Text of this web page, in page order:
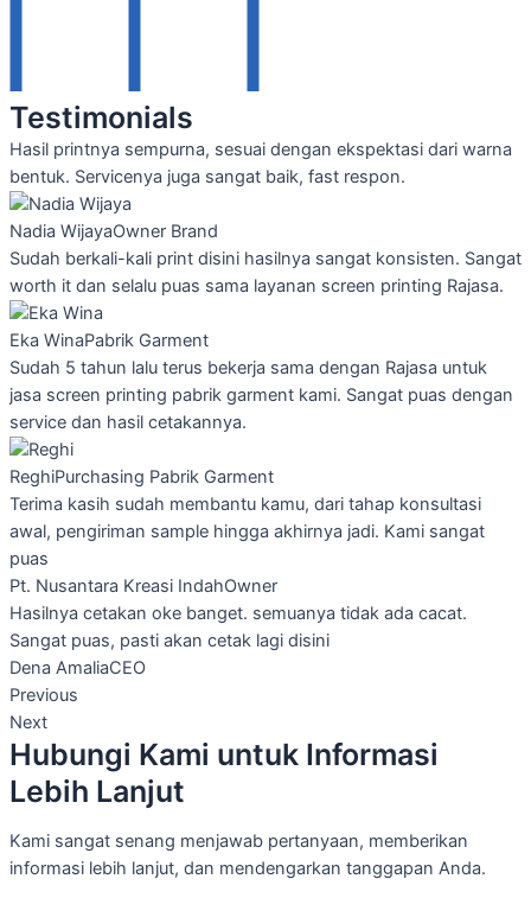
Testimonials
Hasil printnya sempurna, sesuai dengan ekspektasi dari warna
bentuk. Servicenya juga sangat baik, fast respon.
Nadia WijayaOwner Brand
Sudah berkali-kali print disini hasilnya sangat konsisten. Sangat
worth it dan selalu puas sama layanan screen printing Rajasa.
Eka WinaPabrik Garment
Sudah 5 tahun lalu terus bekerja sama dengan Rajasa untuk
jasa screen printing pabrik garment kami. Sangat puas dengan
service dan hasil cetakannya.
ReghiPurchasing Pabrik Garment
Terima kasih sudah membantu kamu, dari tahap konsultasi
awal, pengiriman sample hingga akhirnya jadi. Kami sangat
puas
Pt. Nusantara Kreasi IndahOwner
Hasilnya cetakan oke banget. semuanya tidak ada cacat.
Sangat puas, pasti akan cetak lagi disini
Dena AmaliaCEO
Previous
Next
Hubungi Kami untuk Informasi
Lebih Lanjut
Kami sangat senang menjawab pertanyaan, memberikan
informasi lebih lanjut, dan mendengarkan tanggapan Anda.